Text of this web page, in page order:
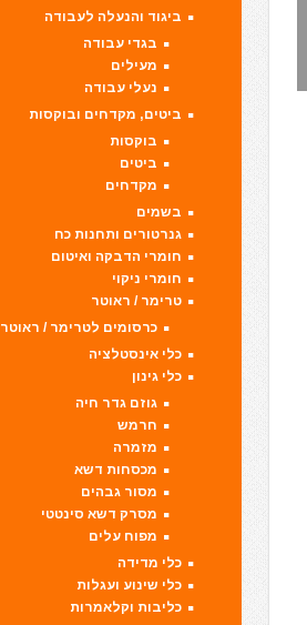
ביגוד והנעלה לעבודה
בגדי עבודה
מעילים
נעלי עבודה
ביטים, מקדחים ובוקסות
בוקסות
ביטים
מקדחים
בשמים
גנרטורים ותחנות כח
חומרי הדבקה ואיטום
חומרי ניקוי
טרימר / ראוטר
כרסומים לטרימר / ראוטר
כלי אינסטלציה
כלי גינון
גוזם גדר חיה
חרמש
מזמרה
מכסחות דשא
מסור גבהים
מסרק דשא סינטטי
מפוח עלים
כלי מדידה
כלי שינוע ועגלות
כליבות וקלאמרות